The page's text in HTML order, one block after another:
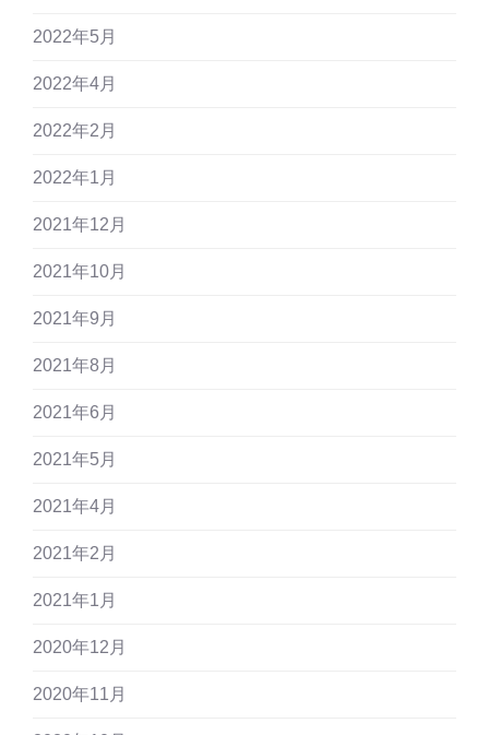
2022年5月
2022年4月
2022年2月
2022年1月
2021年12月
2021年10月
2021年9月
2021年8月
2021年6月
2021年5月
2021年4月
2021年2月
2021年1月
2020年12月
2020年11月